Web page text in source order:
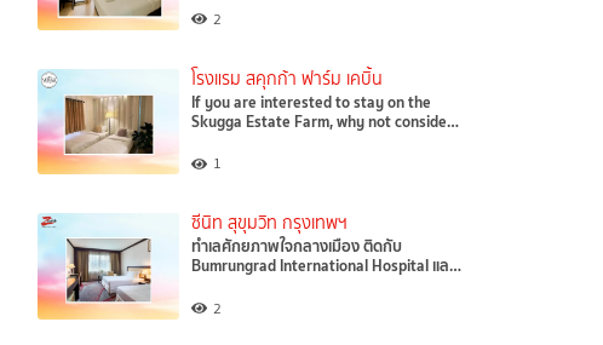
2
โรงแรม สคุกก้า ฟาร์ม เคบิ้น
If you are interested to stay on the
Skugga Estate Farm, why not conside…
1
ซีนิท สุขุมวิท กรุงเทพฯ
ทำเลศักยภาพใจกลางเมือง ติดกับ
Bumrungrad International Hospital แล…
2